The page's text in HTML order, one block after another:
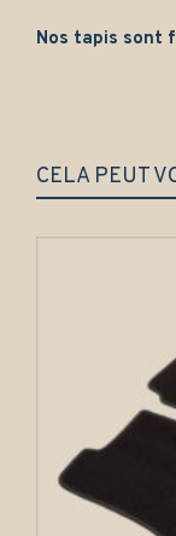
Nos tapis sont
CELA PEUT